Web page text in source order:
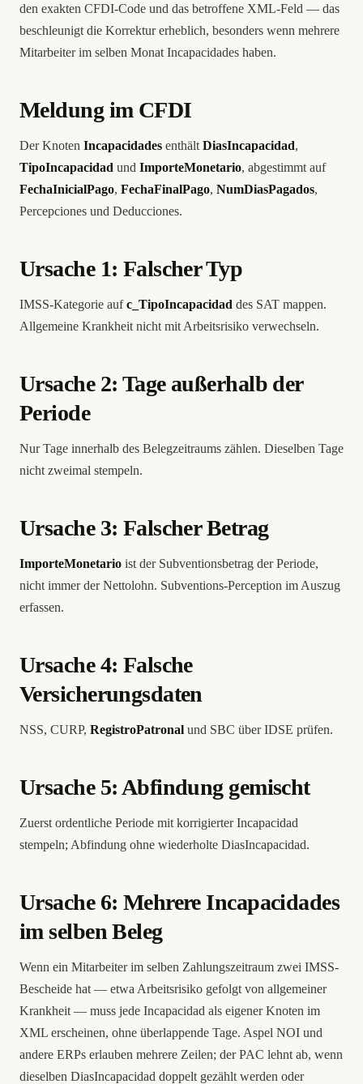
den exakten CFDI-Code und das betroffene XML-Feld — das
beschleunigt die Korrektur erheblich, besonders wenn mehrere
Mitarbeiter im selben Monat Incapacidades haben.
Meldung im CFDI
Der Knoten Incapacidades enthält DiasIncapacidad,
TipoIncapacidad und ImporteMonetario, abgestimmt auf
FechaInicialPago, FechaFinalPago, NumDiasPagados,
Percepciones und Deducciones.
Ursache 1: Falscher Typ
IMSS-Kategorie aufc_TipoIncapacidad des SAT mappen.
Allgemeine Krankheit nicht mit Arbeitsrisiko verwechseln.
Ursache 2: Tage außerhalb der
Periode
Nur Tage innerhalb des Belegzeitraums zählen. Dieselben Tage
nicht zweimal stempeln.
Ursache 3: Falscher Betrag
ImporteMonetario ist der Subventionsbetrag der Periode,
nicht immer der Nettolohn. Subventions-Perception im Auszug
erfassen.
Ursache 4: Falsche
Versicherungsdaten
NSS, CURP, RegistroPatronal und SBC über IDSE prüfen.
Ursache 5: Abfindung gemischt
Zuerst ordentliche Periode mit korrigierter Incapacidad
stempeln; Abfindung ohne wiederholte DiasIncapacidad.
Ursache 6: Mehrere Incapacidades
im selben Beleg
Wenn ein Mitarbeiter im selben Zahlungszeitraum zwei IMSS-
Bescheide hat — etwa Arbeitsrisiko gefolgt von allgemeiner
Krankheit — muss jede Incapacidad als eigener Knoten im
XML erscheinen, ohne überlappende Tage. Aspel NOI und
andere ERPs erlauben mehrere Zeilen; der PAC lehnt ab, wenn
dieselben DiasIncapacidad doppelt gezählt werden oder